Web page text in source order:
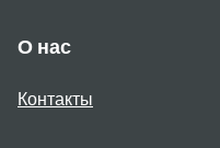
О нас
Контакты